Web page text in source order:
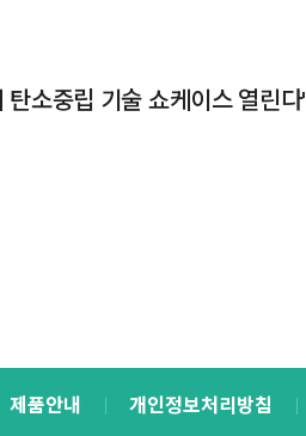
탄소중립 기술 쇼케이스 열린다'
제품안내 개인정보처리방침